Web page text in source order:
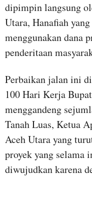
dipimpin langsung
Utara, Hanafiah
menggunakan dana
penderitaan
Perbaikan jalan ini
100 Hari Kerja
menggandeng
Tanah Luas, Ketua
Aceh Utara yang
proyek yang selama
diwujudkan karena